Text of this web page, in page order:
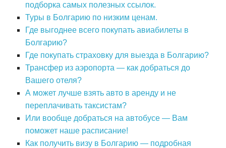
подборка самых полезных ссылок.
Туры в Болгарию по низким ценам.
Где выгоднее всего покупать авиабилеты в
Болгарию?
Где покупать страховку для выезда в Болгарию?
Трансфер из аэропорта — как добраться до
Вашего отеля?
А может лучше взять авто в аренду и не
переплачивать таксистам?
Или вообще добраться на автобусе — Вам
поможет наше расписание!
Как получить визу в Болгарию — подробная